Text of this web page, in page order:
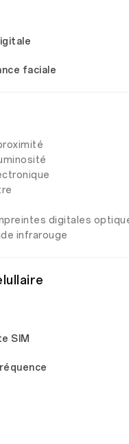
faciale
digitales
infrarouge
SIM